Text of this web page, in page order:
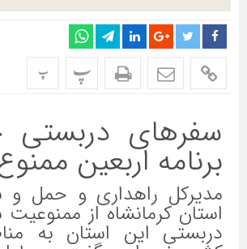
پ پ
سفرهای دربستی
برنامه اربعین
مدیرکل راهداری و حمل و
استان کرمانشاه از
دربستی این استان به